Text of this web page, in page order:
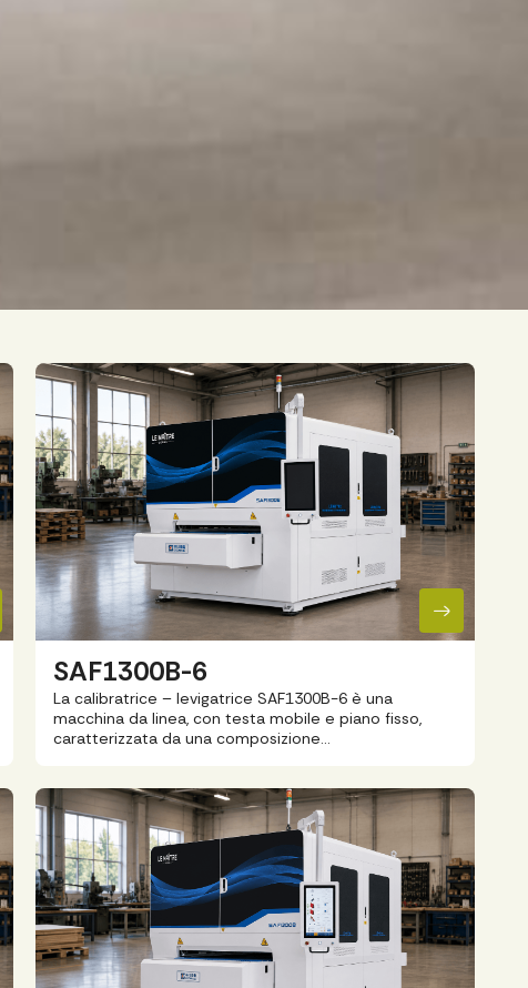
SAF1300B-6
La calibratrice – levigatrice SAF1300B-6 è una
macchina da linea, con testa mobile e piano fisso,
caratterizzata da una composizione…